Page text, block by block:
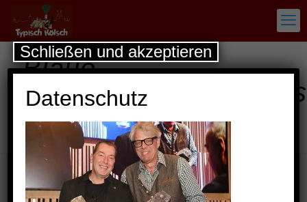
Blaue
des Festsaals_EF
20
Datenschutz
Schließen und akzeptieren